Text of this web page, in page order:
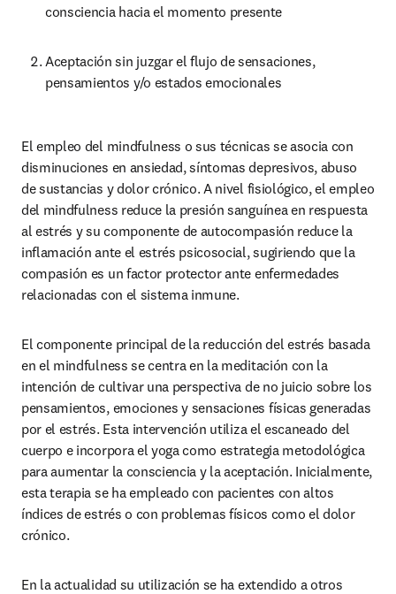
consciencia hacia el momento presente
Aceptación sin juzgar el flujo de sensaciones,
pensamientos y/o estados emocionales
El empleo del mindfulness o sus técnicas se asocia con
disminuciones en ansiedad, síntomas depresivos, abuso
de sustancias y dolor crónico. A nivel fisiológico, el empleo
del mindfulness reduce la presión sanguínea en respuesta
al estrés y su componente de autocompasión reduce la
inflamación ante el estrés psicosocial, sugiriendo que la
compasión es un factor protector ante enfermedades
relacionadas con el sistema inmune.
El componente principal de la reducción del estrés basada
en el mindfulness se centra en la meditación con la
intención de cultivar una perspectiva de no juicio sobre los
pensamientos, emociones y sensaciones físicas generadas
por el estrés. Esta intervención utiliza el escaneado del
cuerpo e incorpora el yoga como estrategia metodológica
para aumentar la consciencia y la aceptación. Inicialmente,
esta terapia se ha empleado con pacientes con altos
índices de estrés o con problemas físicos como el dolor
crónico.
En la actualidad su utilización se ha extendido a otros